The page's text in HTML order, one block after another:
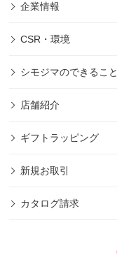
企業情報
CSR・環境
シモジマのできること
店舗紹介
ギフトラッピング
新規お取引
カタログ請求